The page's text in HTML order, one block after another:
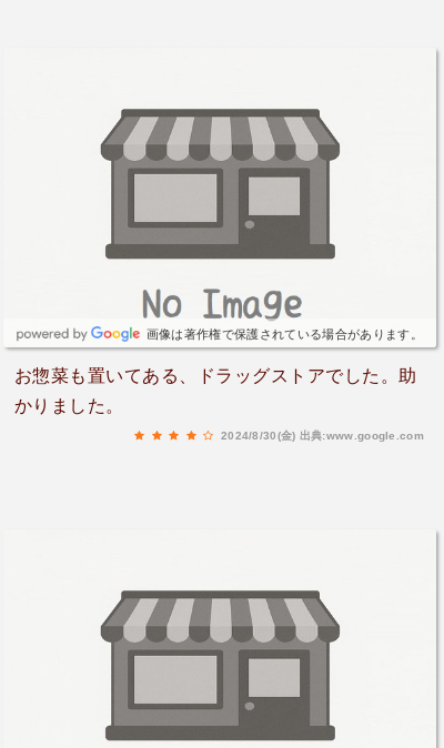
画像は著作権で保護されている場合があります。
お惣菜も置いてある、ドラッグストアでした。助
かりました。
2024/8/30(金) 出典:www.google.com